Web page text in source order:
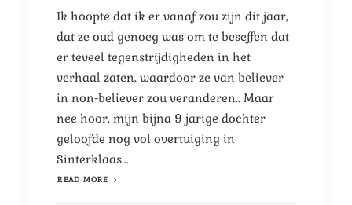
Ik hoopte dat ik er vanaf zou zijn dit jaar,
dat ze oud genoeg was om te beseffen dat
er teveel tegenstrijdigheden in het
verhaal zaten, waardoor ze van believer
in non-believer zou veranderen.. Maar
nee hoor, mijn bijna 9 jarige dochter
geloofde nog vol overtuiging in
Sinterklaas…
READ MORE